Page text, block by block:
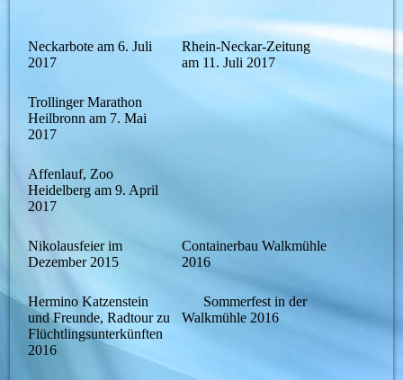
Neckarbote am 6. Juli
2017
Rhein-Neckar-Zeitung
am 11. Juli 2017
Trollinger Marathon
Heilbronn am 7. Mai
2017
Affenlauf, Zoo
Heidelberg am 9. April
2017
Nikolausfeier im
Dezember 2015
Containerbau Walkmühle
2016
Hermino Katzenstein
und Freunde, Radtour zu
Flüchtlingsunterkünften
2016
Sommerfest in der
Walkmühle 2016